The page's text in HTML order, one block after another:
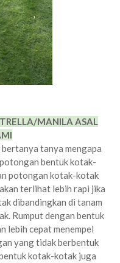
MANILA ASAL
tanya mengapa
bentuk kotak-
potongan kotak-kotak
terlihat lebih rapi jika
dibandingkan di tanam
Rumput dengan bentuk
lebih cepat menempel
yang tidak berbentuk
kotak-kotak juga